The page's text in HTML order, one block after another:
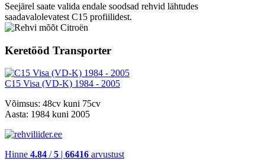
Seejärel saate valida endale soodsad rehvid lähtudes
saadavalolevatest C15 profiilidest.
Keretööd Transporter
C15 Visa (VD-K) 1984 - 2005
Võimsus: 48cv kuni 75cv
Aasta: 1984 kuni 2005
Hinne 4.84 /5 | 66416 arvustust